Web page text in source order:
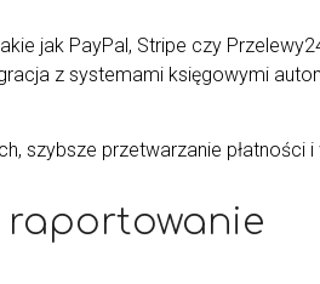
jak PayPal, Stripe czy
z systemami księgowymi
szybsze przetwarzanie
raportowanie